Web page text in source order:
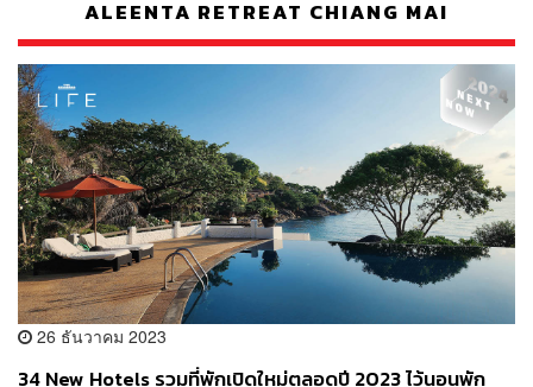
ALEENTA RETREAT CHIANG MAI
26 ธันวาคม 2023
34 New Hotels รวมที่พักเปิดใหม่ตลอดปี 2023 ไว้นอนพัก